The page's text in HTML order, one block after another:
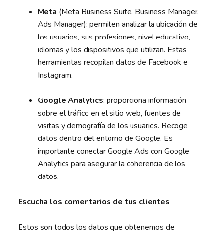
Meta (Meta Business Suite, Business Manager,
Ads Manager): permiten analizar la ubicación de
los usuarios, sus profesiones, nivel educativo,
idiomas y los dispositivos que utilizan. Estas
herramientas recopilan datos de Facebook e
Instagram.
Google Analytics: proporciona información
sobre el tráfico en el sitio web, fuentes de
visitas y demografía de los usuarios. Recoge
datos dentro del entorno de Google. Es
importante conectar Google Ads con Google
Analytics para asegurar la coherencia de los
datos.
Escucha los comentarios de tus clientes
Estos son todos los datos que obtenemos de